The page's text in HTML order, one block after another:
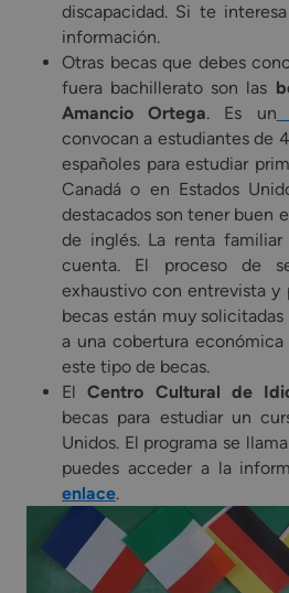
discapacidad. Si te interesa
información.
Otras becas que debes
fuera bachillerato son las
Amancio Ortega. Es un
convocan a estudiantes de
españoles para estudiar
Canadá o en Estados
destacados son tener buen
de inglés. La renta
cuenta. El proceso de
exhaustivo con entrevista y
becas están muy
a una cobertura
este tipo de becas.
ElCentro Cultural de
becas para estudiar un
Unidos. El programa se llama
puedes acceder a la
enlace.